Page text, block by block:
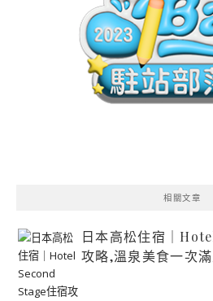
相關文章
日本高松住宿｜
攻略,溫泉美食一次滿